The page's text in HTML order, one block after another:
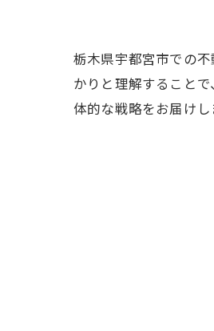
栃木県宇都宮市での
かりと理解すること
体的な戦略をお届け